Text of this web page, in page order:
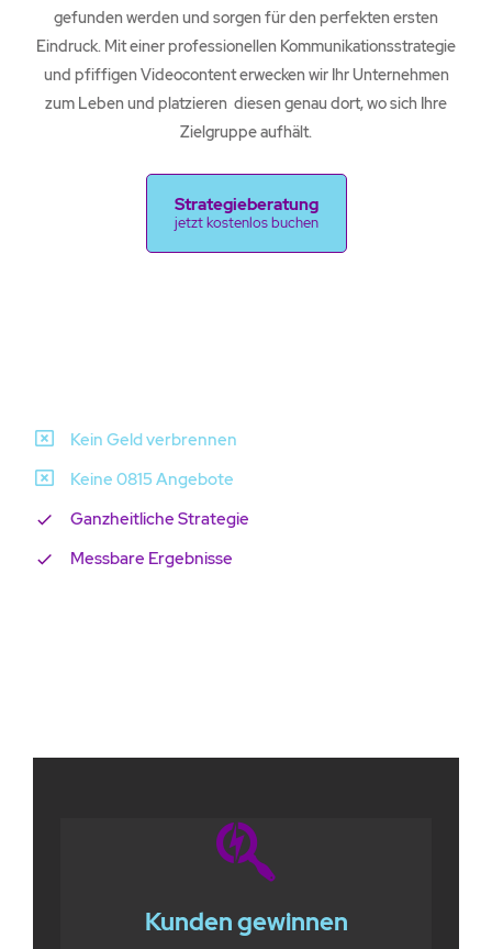
gefunden werden und sorgen für den perfekten ersten
Eindruck. Mit einer professionellen Kommunikationsstrategie
und pfiffigen Videocontent erwecken wir Ihr Unternehmen
zum Leben und platzieren diesen genau dort, wo sich Ihre
Zielgruppe aufhält.
Strategieberatung
jetzt kostenlos buchen
Kein Geld verbrennen
Keine 0815 Angebote
Ganzheitliche Strategie
Messbare Ergebnisse
Kunden gewinnen